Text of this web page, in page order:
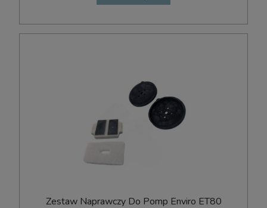
Zestaw Naprawczy Do Pomp Enviro ET80